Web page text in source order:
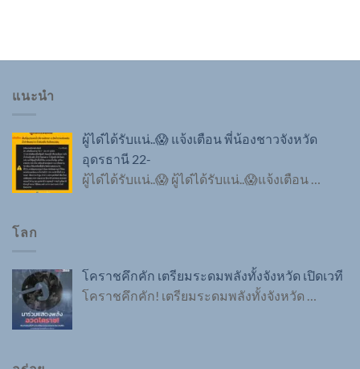
แนะนำ
ผู้ได๋ได้รับแน่..😱 แจ้งเตือน พี่น้องชาวจังหวัด
อุดรธานี 22-
ผู้ได๋ได้รับแน่..😱 ผู้ได๋ได้รับแน่..😱แจ้งเตือน …
โลก
โคราชคึกคัก เตรียมระดมพลังทั้งจังหวัด เปิดเวที
โคราชคึกคัก! เตรียมระดมพลังทั้งจังหวัด …